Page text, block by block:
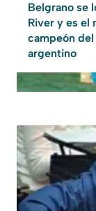
Belgrano se
River y es el
campeón
argentino